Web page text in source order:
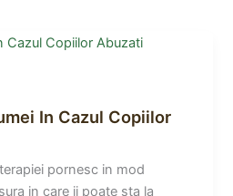
In Cazul Copiilor
pornesc in mod
in care ii poate sta la